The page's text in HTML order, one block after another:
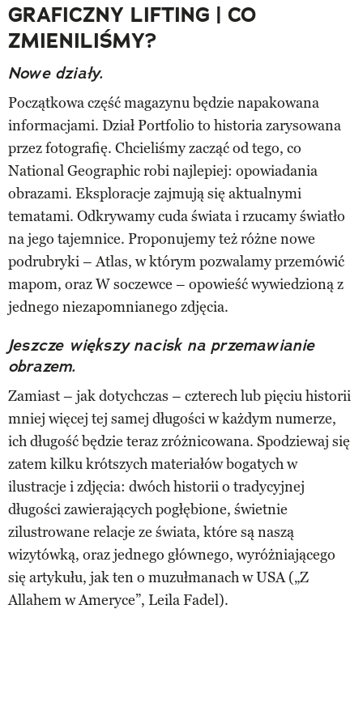
GRAFICZNY LIFTING | CO
ZMIENILIŚMY?
Nowe działy.
Początkowa część magazynu będzie napakowana
informacjami. Dział Portfolio to historia zarysowana
przez fotografię. Chcieliśmy zacząć od tego, co
National Geographic robi najlepiej: opowiadania
obrazami. Eksploracje zajmują się aktualnymi
tematami. Odkrywamy cuda świata i rzucamy światło
na jego tajemnice. Proponujemy też różne nowe
podrubryki – Atlas, w którym pozwalamy przemówić
mapom, oraz W soczewce – opowieść wywiedzioną z
jednego niezapomnianego zdjęcia.
Jeszcze większy nacisk na przemawianie
obrazem.
Zamiast – jak dotychczas – czterech lub pięciu historii
mniej więcej tej samej długości w każdym numerze,
ich długość będzie teraz zróżnicowana. Spodziewaj się
zatem kilku krótszych materiałów bogatych w
ilustracje i zdjęcia: dwóch historii o tradycyjnej
długości zawierających pogłębione, świetnie
zilustrowane relacje ze świata, które są naszą
wizytówką, oraz jednego głównego, wyróżniającego
się artykułu, jak ten o muzułmanach w USA („Z
Allahem w Ameryce”, Leila Fadel).